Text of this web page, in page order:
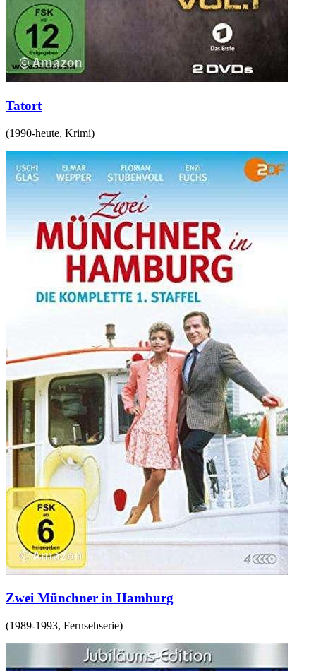
Tatort
(1990-heute, Krimi)
Zwei Münchner in Hamburg
(1989-1993, Fernsehserie)